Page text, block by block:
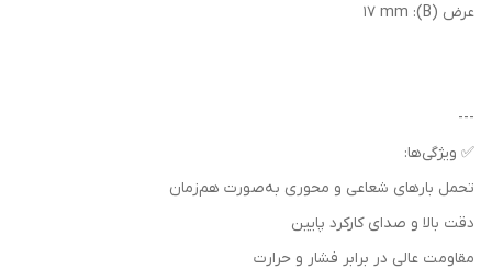
عرض (B): 17 mm
---
✅ ویژگی‌ها:
تحمل بارهای شعاعی و محوری به‌صورت هم‌زمان
دقت بالا و صدای کارکرد پایین
مقاومت عالی در برابر فشار و حرارت